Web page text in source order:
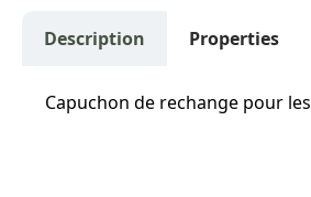
Description Properties
Capuchon de rechange pour les